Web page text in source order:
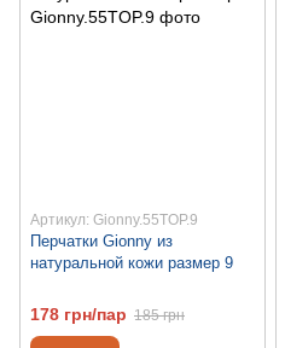
Артикул: Gionny.55TOP.9
Перчатки Gionny из
натуральной кожи размер 9
178 грн/пар 185 грн